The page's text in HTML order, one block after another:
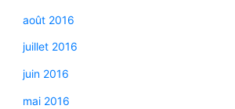
août 2016
juillet 2016
juin 2016
mai 2016